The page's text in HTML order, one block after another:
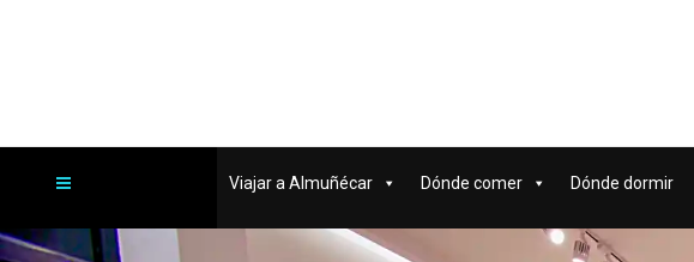
Viajar a Almuñécar Dónde comer Dónde dormir